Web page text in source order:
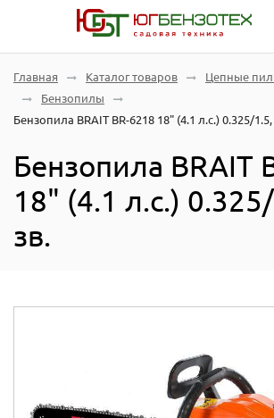
Главная Каталог товаров Цепные
Бензопилы
Бензопила BRAIT BR-6218 18" (4.1 л.с.) 0.325/1.5,
Бензопила BRAIT
18" (4.1 л.с.)
зв.